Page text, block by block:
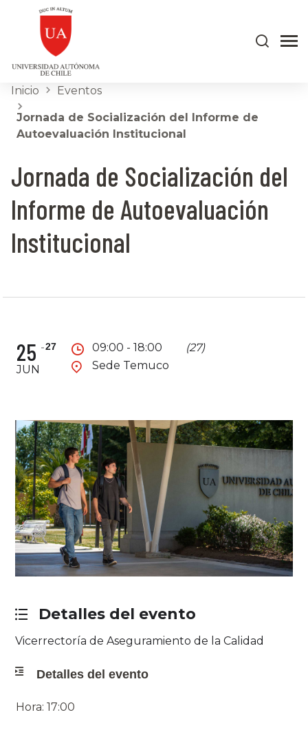
Inicio Eventos
Jornada de Socialización del Informe de
Autoevaluación Institucional
Jornada de Socialización del
Informe de Autoevaluación
Institucional
25
JUN
27 09:00 - 18:00
(27)
Sede Temuco
Detalles del evento
Vicerrectoría de Aseguramiento de la Calidad
Detalles del evento
Hora: 17:00